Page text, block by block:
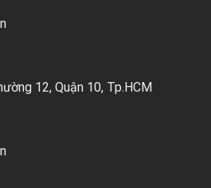
12, Quận 10, Tp.HCM